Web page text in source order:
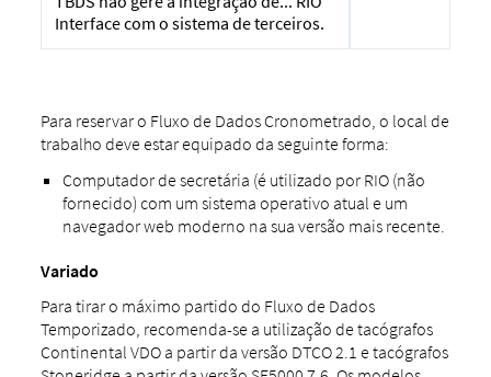
Interface com o sistema de terceiros.
Para reservar o Fluxo de Dados Cronometrado, o local de
trabalho deve estar equipado da seguinte forma:
Computador de secretária (é utilizado por RIO (não
fornecido) com um sistema operativo atual e um
navegador web moderno na sua versão mais recente.
Variado
Para tirar o máximo partido do Fluxo de Dados
Temporizado, recomenda-se a utilização de tacógrafos
Continental VDO a partir da versão DTCO 2.1 e tacógrafos